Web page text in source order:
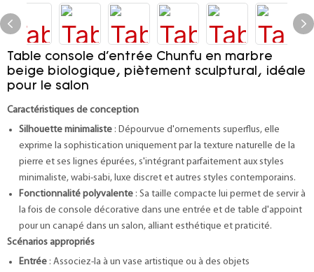
Table console d'entrée Chunfu en marbre
beige biologique, piètement sculptural, idéale
pour le salon
Caractéristiques de conception
Silhouette minimaliste: Dépourvue d'ornements superflus, elle
exprime la sophistication uniquement par la texture naturelle de la
pierre et ses lignes épurées, s'intégrant parfaitement aux styles
minimaliste, wabi-sabi, luxe discret et autres styles contemporains.
Fonctionnalité polyvalente: Sa taille compacte lui permet de servir à
la fois de console décorative dans une entrée et de table d'appoint
pour un canapé dans un salon, alliant esthétique et praticité.
Scénarios appropriés
Entrée: Associez-la à un vase artistique ou à des objets